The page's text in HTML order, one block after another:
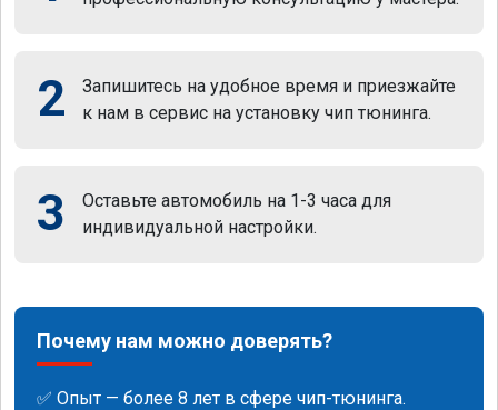
2
Запишитесь на удобное время и приезжайте
к нам в сервис на установку чип тюнинга.
3
Оставьте автомобиль на 1-3 часа для
индивидуальной настройки.
Почему нам можно доверять?
✅ Опыт — более 8 лет в сфере чип-тюнинга.